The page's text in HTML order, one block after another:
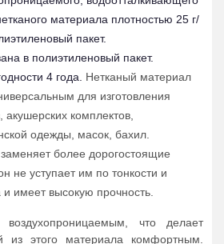
материала плотностью 25 г/
пакет.
в полиэтиленовый пакет.
4 года. Нетканый материал
для изготовления
акушерских комплектов,
одежды, масок, бахил.
более дорогостоящие
не уступает им по тонкости и
имеет высокую прочность.
воздухопроницаемым, что делает
из этого материала комфортным.